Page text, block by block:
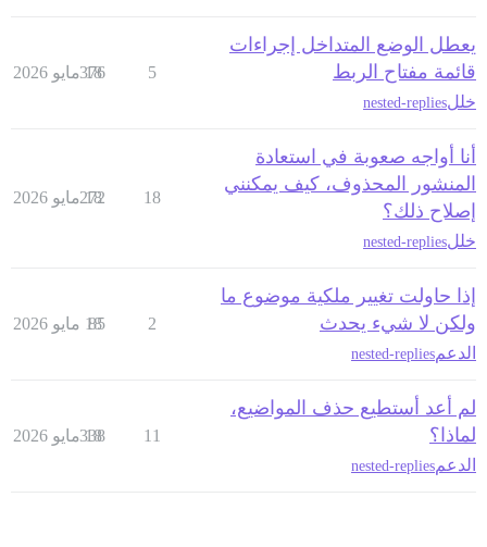
يعطل الوضع المتداخل إجراءات
قائمة مفتاح الربط
خللnested-replies
5
376
18 مايو 2026
أنا أواجه صعوبة في استعادة
المنشور المحذوف، كيف يمكنني
إصلاح ذلك؟
خللnested-replies
18
272
18 مايو 2026
إذا حاولت تغيير ملكية موضوع ما
ولكن لا شيء يحدث
الدعمnested-replies
2
85
18 مايو 2026
لم أعد أستطيع حذف المواضيع،
لماذا؟
الدعمnested-replies
11
338
18 مايو 2026